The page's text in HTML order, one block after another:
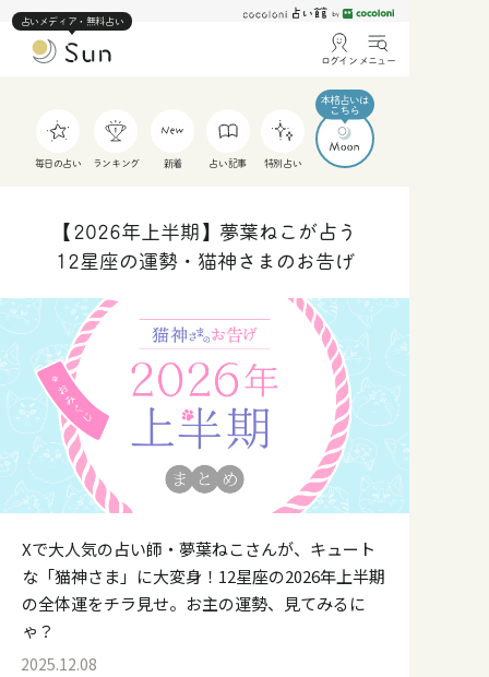
占いメディア・無料占い
ログイン メニュー
毎日の占い ランキング 新着 占い記事 特別占い
【2026年上半期】夢葉ねこが占う
12星座の運勢・猫神さまのお告げ
Xで大人気の占い師・夢葉ねこさんが、キュート
な「猫神さま」に大変身！12星座の2026年上半期
の全体運をチラ見せ。お主の運勢、見てみるに
ゃ？
2025.12.08